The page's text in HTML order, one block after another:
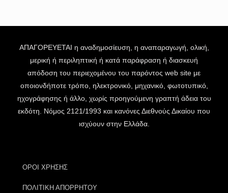
ΑΠΑΓΟΡΕΥΕΤΑΙ η αναδημοσίευση, η αναπαραγωγή, ολική,
μερική ή περιληπτική ή κατά παράφραση ή διασκευή
απόδοση του περιεχομένου του παρόντος web site με
οποιονδήποτε τρόπο, ηλεκτρονικό, μηχανικό, φωτοτυπικό,
ηχογράφησης ή άλλο, χωρίς προηγούμενη γραπτή άδεια του
εκδότη. Νόμος 2121/1993 και κανόνες Διεθνούς Δικαίου που
ισχύουν στην Ελλάδα.
ΟΡΟΙ ΧΡΗΣΗΣ
ΠΟΛΙΤΙΚΗ ΑΠΟΡΡΗΤΟΥ